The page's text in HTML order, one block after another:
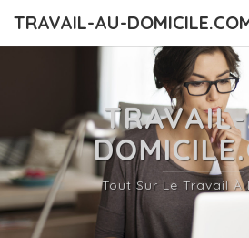
TRAVAIL-AU-
Tout Sur Le Travail À